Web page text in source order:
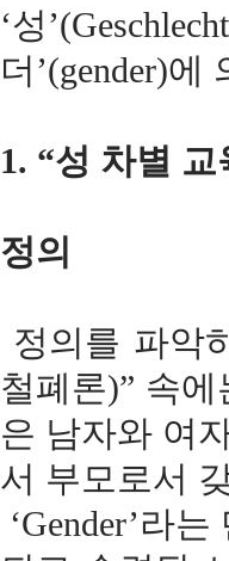
‘성
더’(gender)
1. “성 차별
정의
정의를 파악
철폐론)” 속
은 남자와 여
서 부모로서
‘Gender’라